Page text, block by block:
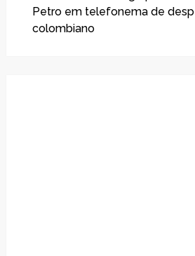
Petro em telefonema de
colombiano